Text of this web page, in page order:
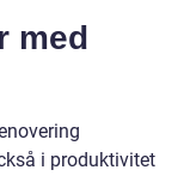
med
i produktivitet